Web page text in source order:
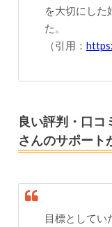
を大切にした
た。
（引用：
良い評判・口
さんのサポート
目標としてい